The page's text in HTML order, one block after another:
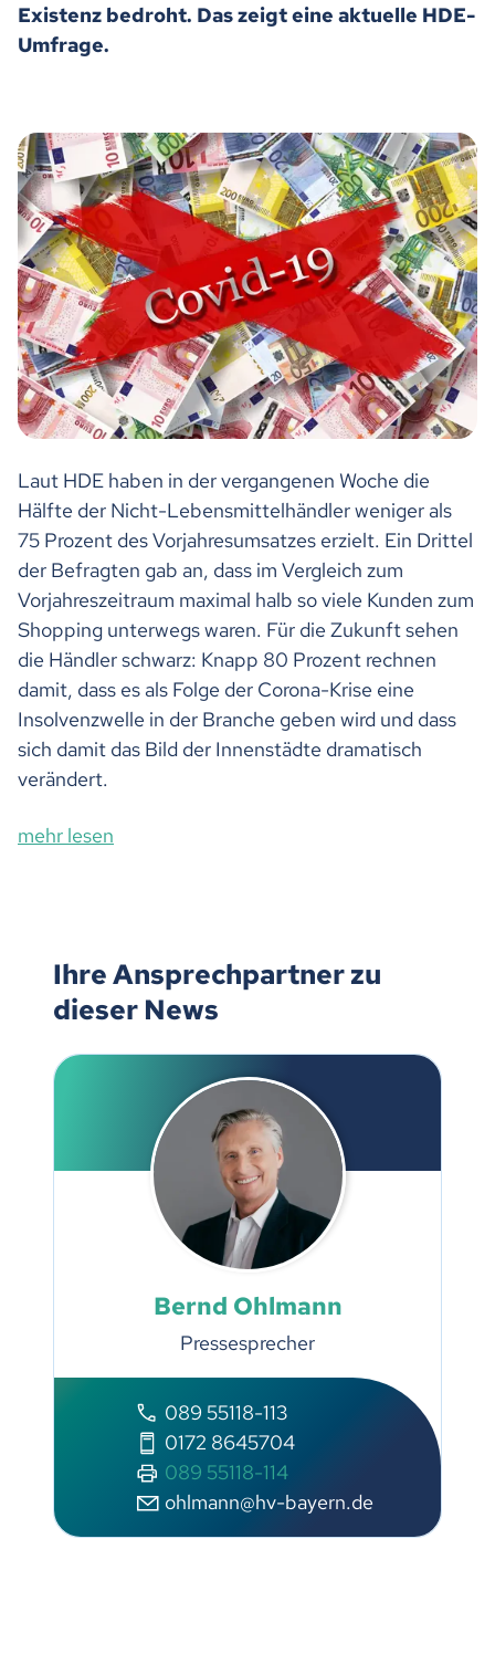
Existenz bedroht. Das zeigt eine aktuelle HDE-
Umfrage.
Laut HDE haben in der vergangenen Woche die
Hälfte der Nicht-Lebensmittelhändler weniger als
75 Prozent des Vorjahresumsatzes erzielt. Ein Drittel
der Befragten gab an, dass im Vergleich zum
Vorjahreszeitraum maximal halb so viele Kunden zum
Shopping unterwegs waren. Für die Zukunft sehen
die Händler schwarz: Knapp 80 Prozent rechnen
damit, dass es als Folge der Corona-Krise eine
Insolvenzwelle in der Branche geben wird und dass
sich damit das Bild der Innenstädte dramatisch
verändert.
mehr lesen
Ihre Ansprechpartner zu
dieser News
Bernd Ohlmann
Pressesprecher
089 55118-113
0172 8645704
089 55118-114
ohlmann@hv-bayern.de